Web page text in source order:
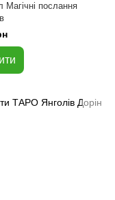
Магічні послання